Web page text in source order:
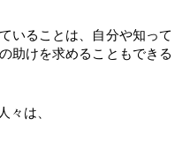
いることは、自分や知って
助けを求めることもできる
々は、